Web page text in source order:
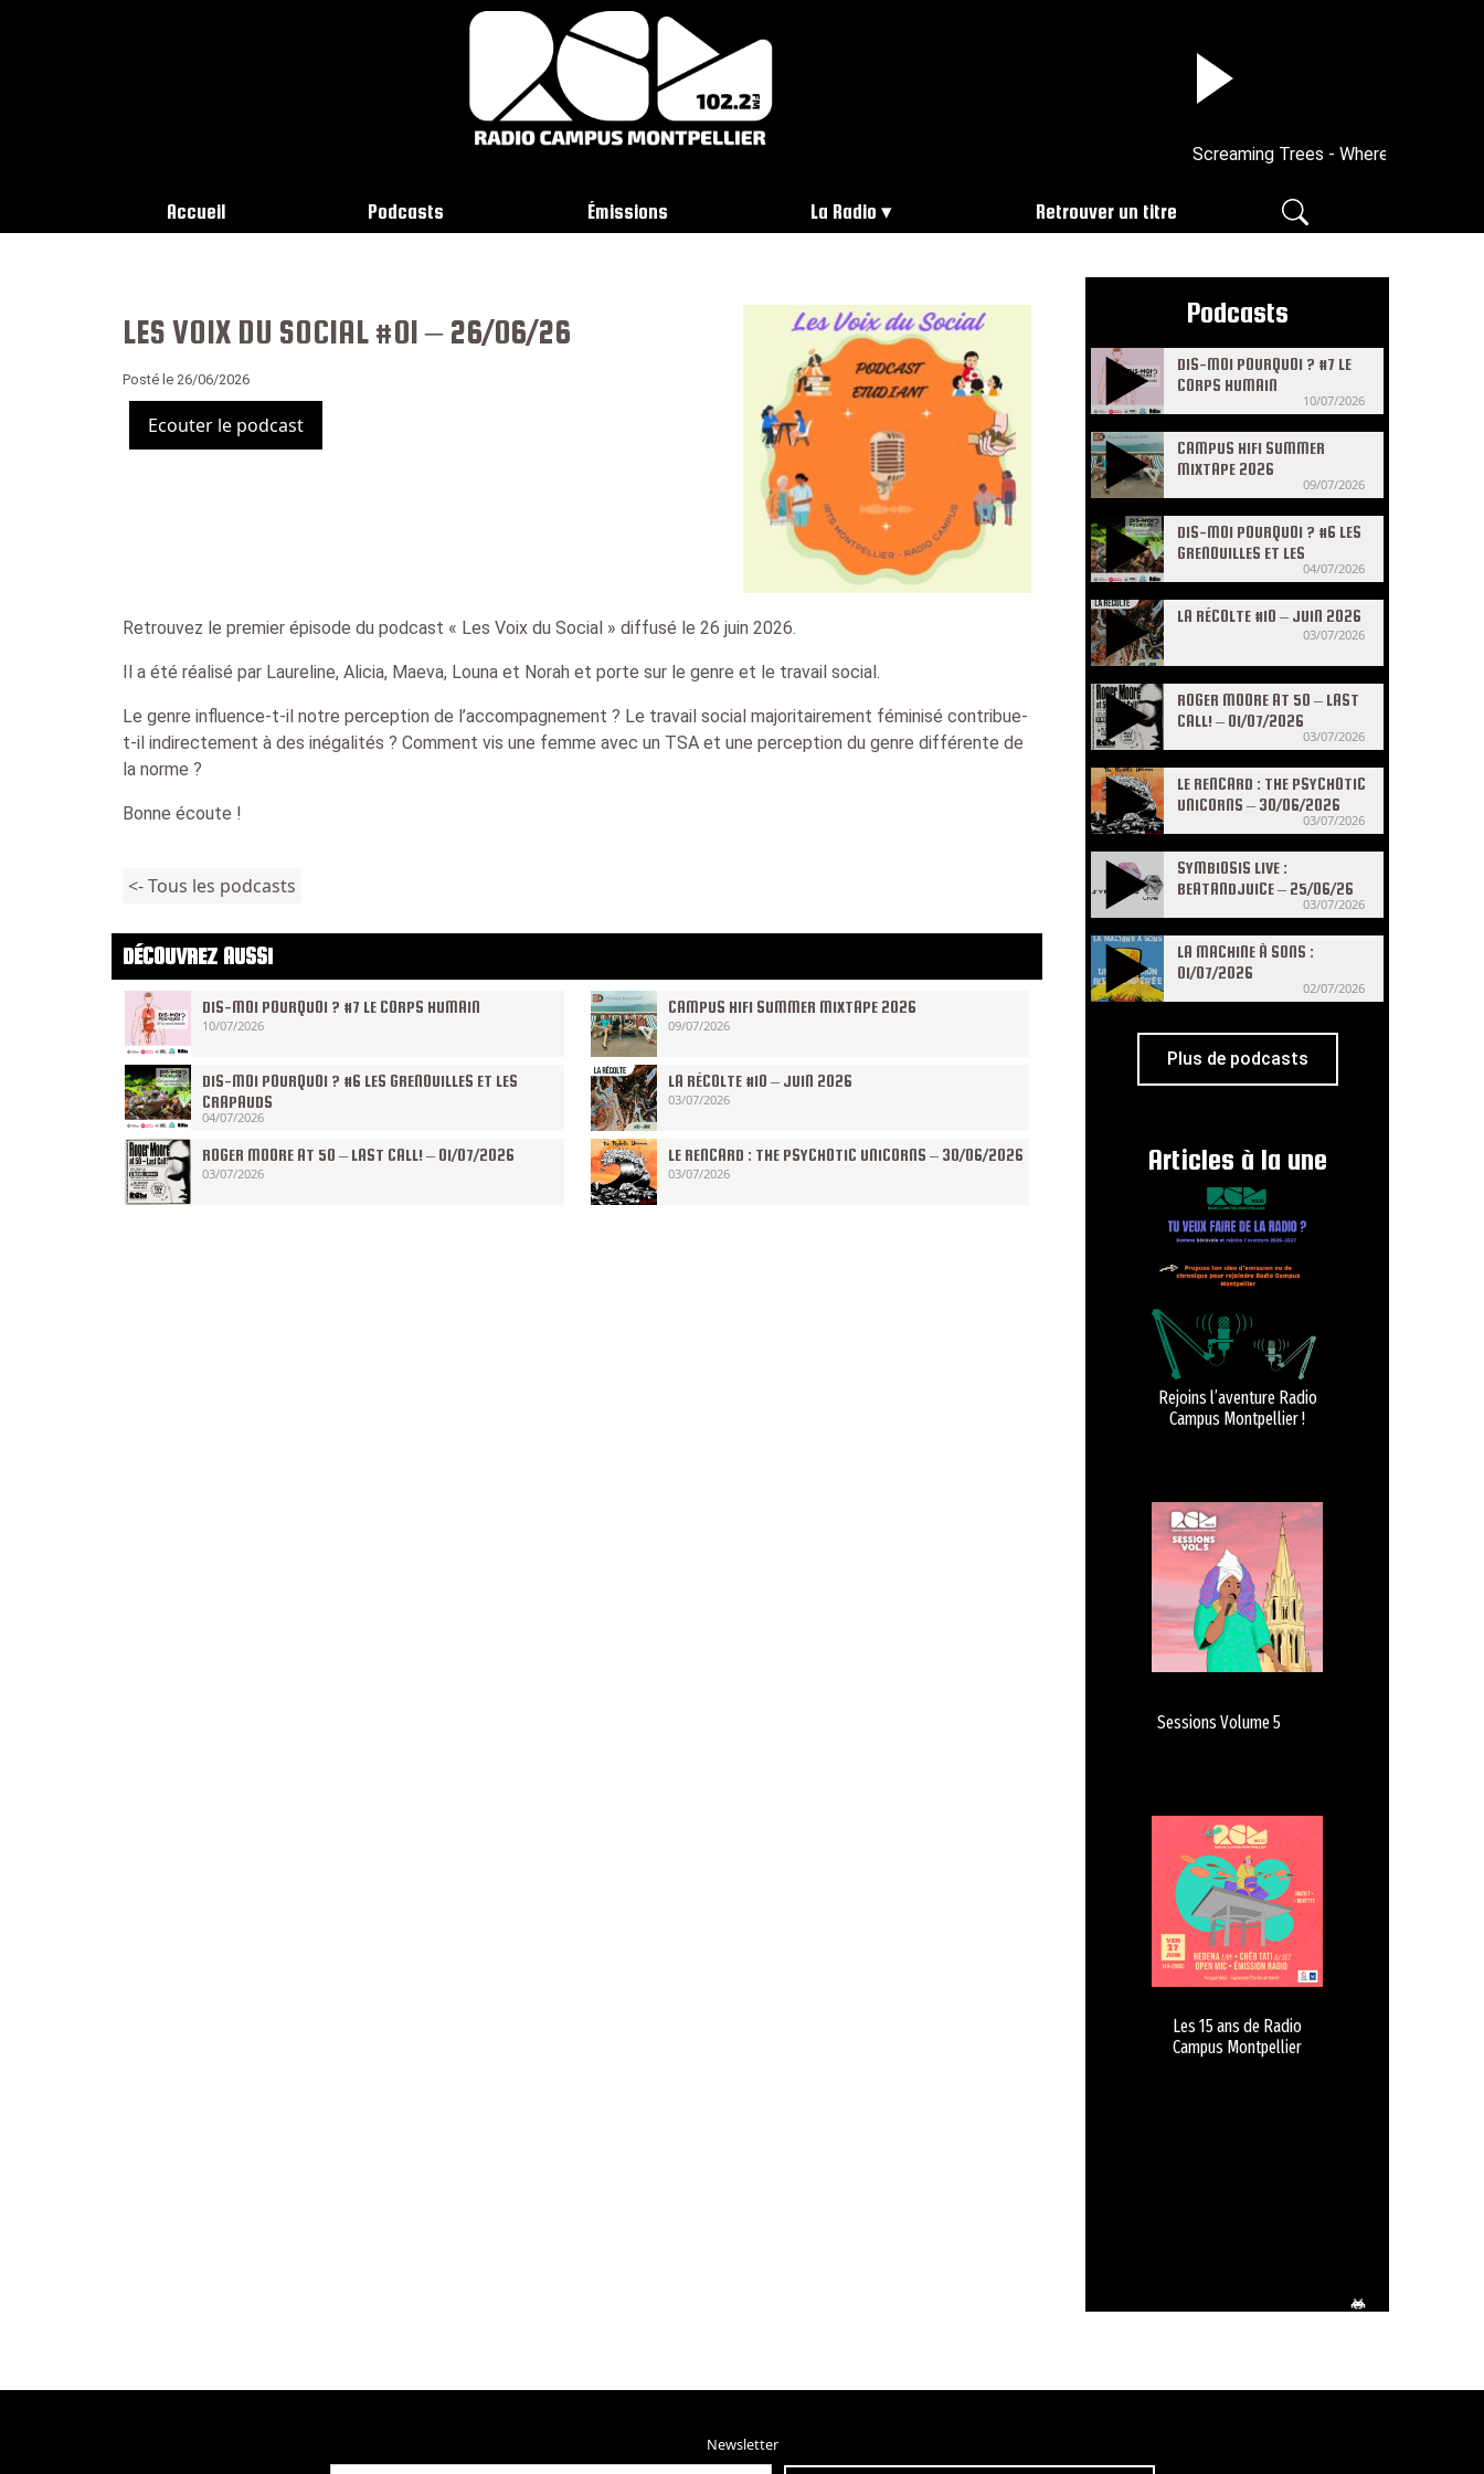
Screaming Trees - Where the Twain
Accueil Podcasts Émissions La Radio Retrouver un titre
LES VOIX DU SOCIAL #01 – 26/06/26
Posté le 26/06/2026
Ecouter le podcast
Retrouvez le premier épisode du podcast « Les Voix du Social » diffusé le 26 juin 2026.
Il a été réalisé par Laureline, Alicia, Maeva, Louna et Norah et porte sur le genre et le travail social.
Le genre influence-t-il notre perception de l’accompagnement ? Le travail social majoritairement féminisé contribue-
t-il indirectement à des inégalités ? Comment vis une femme avec un TSA et une perception du genre différente de
la norme ?
Bonne écoute !
<- Tous les podcasts
DÉCOUVREZ AUSSI
DIS-MOI POURQUOI ? #7 LE CORPS HUMAIN
10/07/2026
CAMPUS HIFI SUMMER MIXTAPE 2026
09/07/2026
DIS-MOI POURQUOI ? #6 LES GRENOUILLES ET LES
CRAPAUDS
04/07/2026
LA RÉCOLTE #10 – JUIN 2026
03/07/2026
ROGER MOORE AT 50 – LAST CALL! – 01/07/2026
03/07/2026
LE RENCARD : THE PSYCHOTIC UNICORNS – 30/06/2026
03/07/2026
Podcasts
DIS-MOI POURQUOI ? #7 LE
CORPS HUMAIN
10/07/2026
CAMPUS HIFI SUMMER
MIXTAPE 2026
09/07/2026
DIS-MOI POURQUOI ? #6 LES
GRENOUILLES ET LES
04/07/2026
LA RÉCOLTE #10 – JUIN 2026
03/07/2026
ROGER MOORE AT 50 – LAST
CALL! – 01/07/2026
03/07/2026
LE RENCARD : THE PSYCHOTIC
UNICORNS – 30/06/2026
03/07/2026
SYMBIOSIS LIVE :
BEATANDJUICE – 25/06/26
03/07/2026
LA MACHINE À SONS :
01/07/2026
02/07/2026
Plus de podcasts
Articles à la une
Rejoins l’aventure Radio
Campus Montpellier !
Sessions Volume 5
Les 15 ans de Radio
Campus Montpellier
Newsletter